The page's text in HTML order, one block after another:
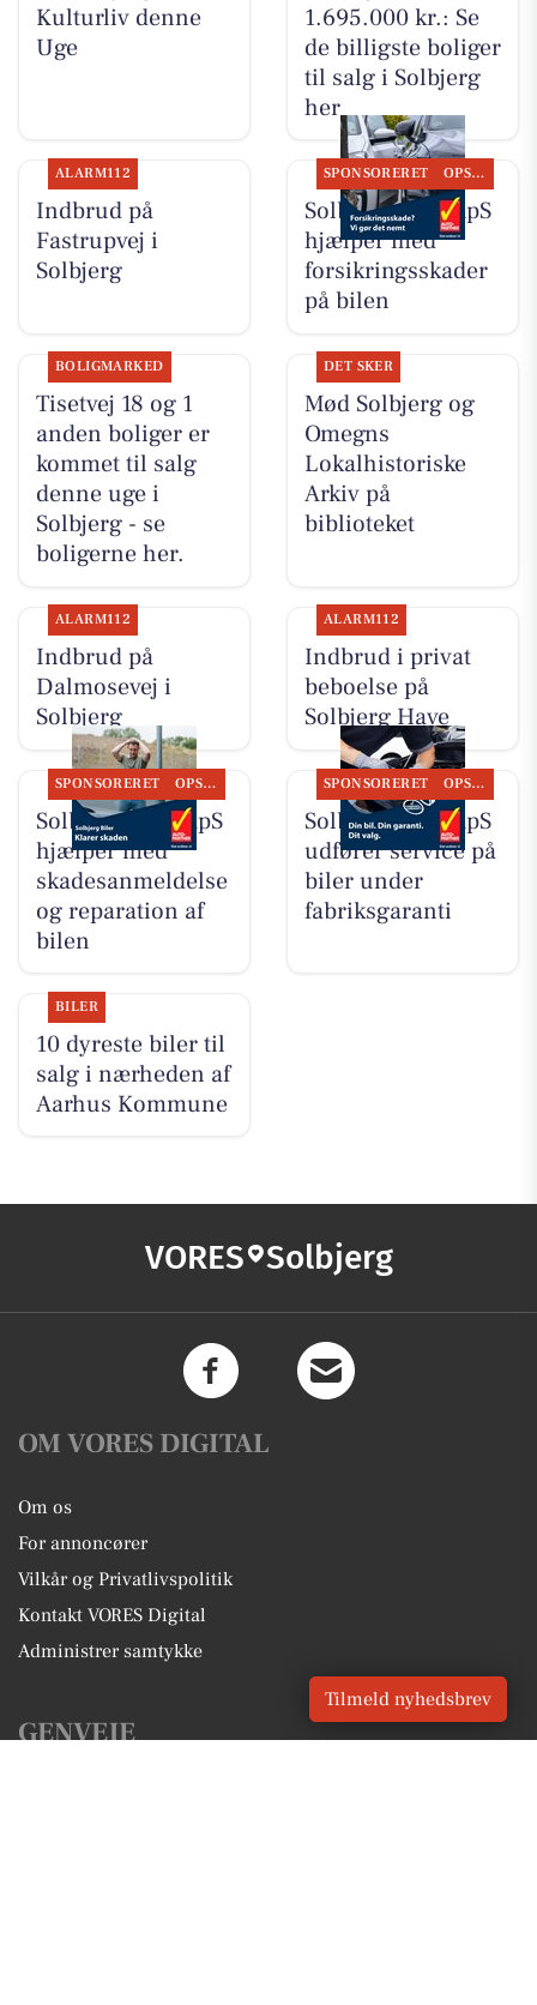
Kulturliv denne
Uge
1.695.000 kr.: Se
de billigste boliger
til salg i Solbjerg
her
ALARM112
Indbrud på
Fastrupvej i
Solbjerg
SPONSORERET OPSLAGSTAVLEN
Solbjerg Biler ApS
hjælper med
forsikringsskader
på bilen
BOLIGMARKED
Tisetvej 18 og 1
anden boliger er
kommet til salg
denne uge i
Solbjerg - se
boligerne her.
DET SKER
Mød Solbjerg og
Omegns
Lokalhistoriske
Arkiv på
biblioteket
ALARM112
Indbrud på
Dalmosevej i
Solbjerg
ALARM112
Indbrud i privat
beboelse på
Solbjerg Have
SPONSORERET OPSLAGSTAVLEN
Solbjerg Biler ApS
hjælper med
skadesanmeldelse
og reparation af
bilen
SPONSORERET OPSLAGSTAVLEN
Solbjerg Biler ApS
udfører service på
biler under
fabriksgaranti
BILER
10 dyreste biler til
salg i nærheden af
Aarhus Kommune
VORES Solbjerg
OM VORES DIGITAL
Om os
For annoncører
Vilkår og Privatlivspolitik
Kontakt VORES Digital
Administrer samtykke
GENVEJE
Tilmeld nyhedsbrev